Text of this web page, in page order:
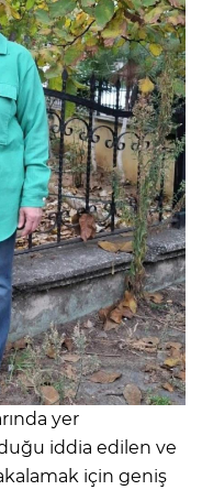
yer
iddia edilen ve
için geniş